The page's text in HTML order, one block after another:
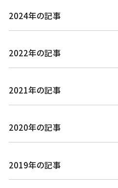
2024年の記事
2022年の記事
2021年の記事
2020年の記事
2019年の記事